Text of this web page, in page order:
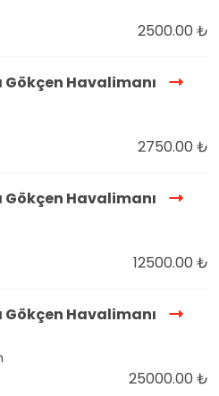
2500.00 ₺
Havalimanı
2750.00 ₺
Havalimanı
12500.00 ₺
Havalimanı
25000.00 ₺